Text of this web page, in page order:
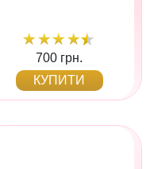
700 грн.
КУПИТИ